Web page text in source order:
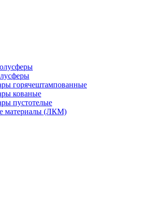
горячештампованные
кованые
пустотелые
материалы (ЛКМ)